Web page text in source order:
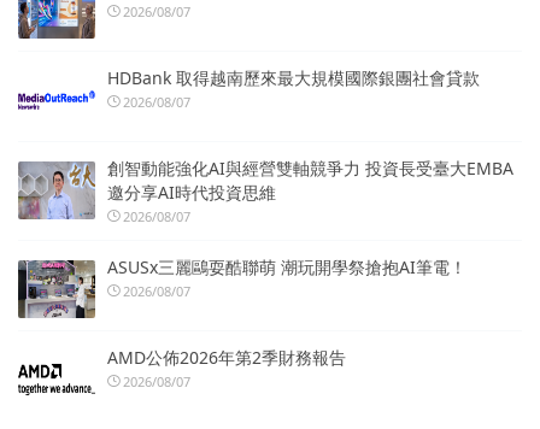
2026/08/07
HDBank 取得越南歷來最大規模國際銀團社會貸款
2026/08/07
創智動能強化AI與經營雙軸競爭力 投資長受臺大EMBA
邀分享AI時代投資思維
2026/08/07
ASUSx三麗鷗耍酷聯萌 潮玩開學祭搶抱AI筆電！
2026/08/07
AMD公佈2026年第2季財務報告
2026/08/07